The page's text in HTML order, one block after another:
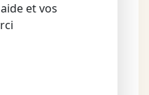
et vos